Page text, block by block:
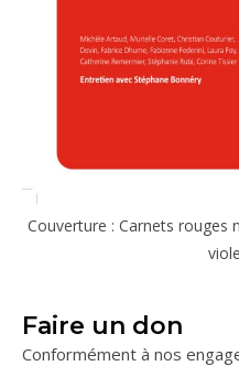
Couverture : Carnets rouges
Faire un don
Conformément à nos